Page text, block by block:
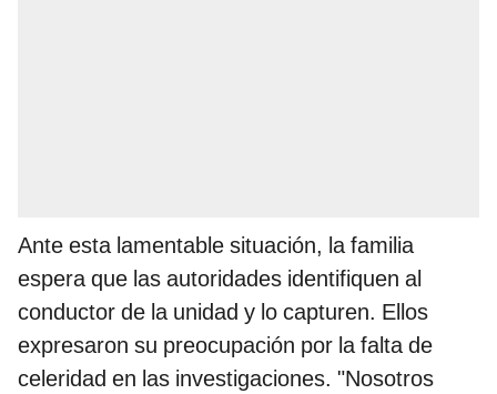
Ante esta lamentable situación, la familia
espera que las autoridades identifiquen al
conductor de la unidad y lo capturen. Ellos
expresaron su preocupación por la falta de
celeridad en las investigaciones. "Nosotros